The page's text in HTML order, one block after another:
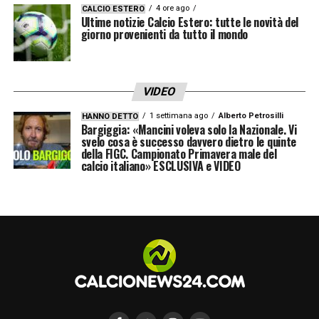
giorno. Abbiamo passato un brutto periodo
dove abbiamo avuto il contraccolpo di
quando ci siamo allontanati dall’Inter. Magari
dopo. Su questo si deve lavorare. I ragazzi
nelle ultime due hanno fatto due belle
vittorie, bisogna continuare su questo e
centrare l’obiettivo».
Ha un risentimento sulla coscia. Nel primo
tempo le punte hanno lavorato benissimo, di
Chiesa sono molto contento».
CALCIO ESTERO 4 ore ago
Ultime notizie Calcio Estero: tutte le novità del
giorno provenienti da tutto il mondo
VIDEO
HANNO DETTO 1 settimana ago Alberto Petrosilli
Bargiggia: «Mancini voleva solo la Nazionale. Vi
svelo cosa è successo davvero dietro le quinte
della FIGC. Campionato Primavera male del
calcio italiano» ESCLUSIVA e VIDEO